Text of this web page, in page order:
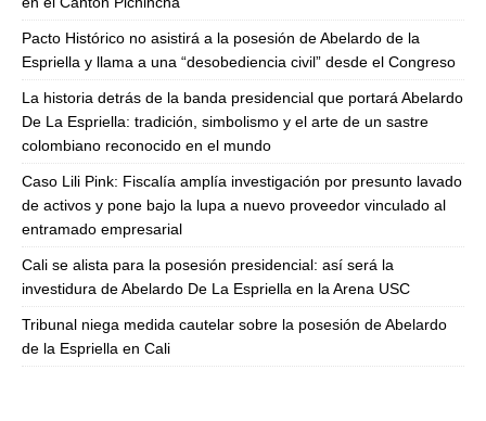
Pacto Histórico no asistirá a la posesión de Abelardo de la
Espriella y llama a una “desobediencia civil” desde el Congreso
La historia detrás de la banda presidencial que portará Abelardo
De La Espriella: tradición, simbolismo y el arte de un sastre
colombiano reconocido en el mundo
Caso Lili Pink: Fiscalía amplía investigación por presunto lavado
de activos y pone bajo la lupa a nuevo proveedor vinculado al
entramado empresarial
Cali se alista para la posesión presidencial: así será la
investidura de Abelardo De La Espriella en la Arena USC
Tribunal niega medida cautelar sobre la posesión de Abelardo
de la Espriella en Cali